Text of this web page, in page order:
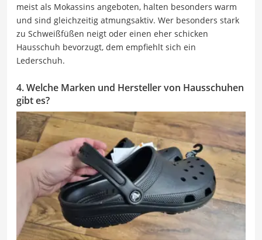
meist als Mokassins angeboten, halten besonders warm
und sind gleichzeitig atmungsaktiv. Wer besonders stark
zu Schweißfüßen neigt oder einen eher schicken
Hausschuh bevorzugt, dem empfiehlt sich ein
Lederschuh.
4. Welche Marken und Hersteller von Hausschuhen
gibt es?